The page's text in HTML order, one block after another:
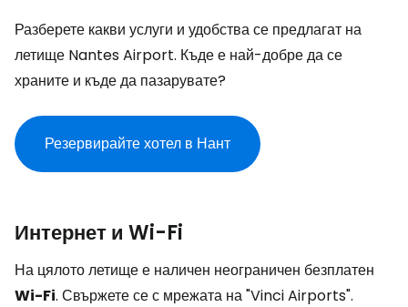
Разберете какви услуги и удобства се предлагат на
летище Nantes Airport. Къде е най-добре да се
храните и къде да пазарувате?
Резервирайте хотел в Нант
Интернет и Wi-Fi
На цялото летище е наличен неограничен безплатен
Wi-Fi. Свържете се с мрежата на "Vinci Airports".